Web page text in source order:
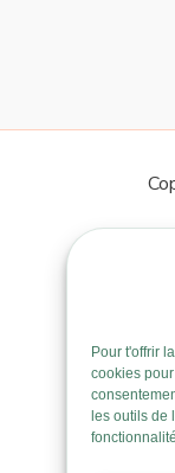
Pour t'offrir
cookies
les outils de